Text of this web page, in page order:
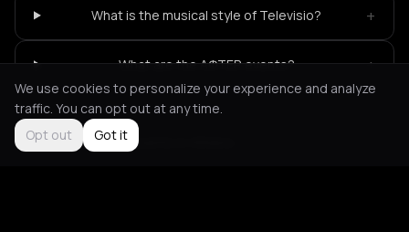
What is the musical style of Televisio? +
What are the AΦTER events? +
Not feeling it? All events in Athens
We use cookies to personalize your experience and analyze
traffic. You can opt out at any time.
Opt out
Got it